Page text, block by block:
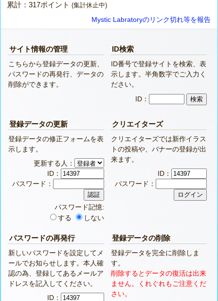
累計：317ポイント(集計休止中)
Mystic Labratoryのリンク切れ等を報告
サイト情報の管理
こちらから登録データの更新、
パスワードの再発行、データの
削除ができます。
ID検索
ID番号で登録サイトを検索、表
示します。半角数字でご入力く
ださい。
ID：
登録データの更新
登録データの修正フォームを表
示します。
更新する人：
ID：
パスワード：
パスワード記憶:
する
しない
クリエイターズ
クリエイターズでは新作イラス
トの投稿や、バナーの登録が出
来ます。
ID：
パスワード：
パスワードの再発行
新しいパスワードを設定してメ
ールでお知らせします。本人確
認の為、登録してあるメールア
ドレスを記入してください。
ID：
登録データの削除
登録データを完全に削除しま
す。
削除するとデータの復活は出来
ません。くれぐれもご注意くだ
さい。